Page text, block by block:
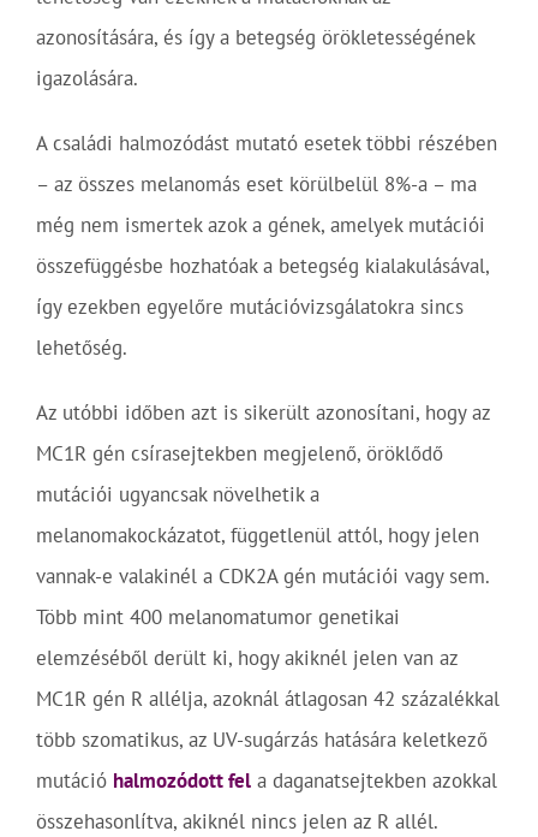
azonosítására, és így a betegség örökletességének
igazolására.
A családi halmozódást mutató esetek többi részében
– az összes melanomás eset körülbelül 8%-a – ma
még nem ismertek azok a gének, amelyek mutációi
összefüggésbe hozhatóak a betegség kialakulásával,
így ezekben egyelőre mutációvizsgálatokra sincs
lehetőség.
Az utóbbi időben azt is sikerült azonosítani, hogy az
MC1R gén csírasejtekben megjelenő, öröklődő
mutációi ugyancsak növelhetik a
melanomakockázatot, függetlenül attól, hogy jelen
vannak-e valakinél a CDK2A gén mutációi vagy sem.
Több mint 400 melanomatumor genetikai
elemzéséből derült ki, hogy akiknél jelen van az
MC1R gén R allélja, azoknál átlagosan 42 százalékkal
több szomatikus, az UV-sugárzás hatására keletkező
mutáció halmozódott fel a daganatsejtekben azokkal
összehasonlítva, akiknél nincs jelen az R allél.